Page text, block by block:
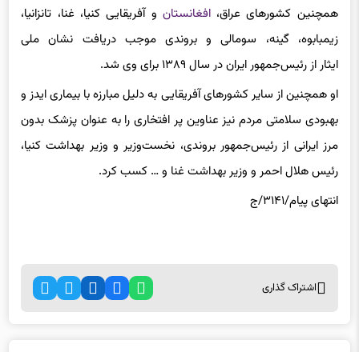
همچنین کشورهای عراق،افغانستان و آفریقایی کنیا، غنا، تانزانیا،
زیمبابوه، گینه، سومالی و بروندی موجب دریافت نشان ملی
ایثار از رئیس‌جمهور ایران در سال ۱۳۸۹ برای وی شد.
او همچنین از سایر کشورهای آفریقایی به دلیل مبارزه با بیماری ایدز و
بهبودی سلامتی مردم نیز عناوین پر افتخاری را به عنوان پزشک بدون
مرز ایرانی از رئیس‌جمهور بروندی، نخست‌وزیر و وزیر بهداشت کنیا،
رئیس هلال احمر و وزیر بهداشت غنا و … کسب کرد.
انتهای پیام/۳۱۴۱/ج
اشتراک گذاری